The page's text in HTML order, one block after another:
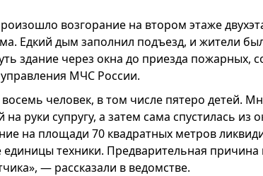
возгорание на втором этаже
Едкий дым заполнил подъезд, и жители
здание через окна до приезда пожарных,
МЧС России.
восемь человек, в том числе пятеро детей.
на руки супругу, а затем сама спустилась из
на площади 70 квадратных метров
единицы техники. Предварительная
— рассказали в ведомстве.